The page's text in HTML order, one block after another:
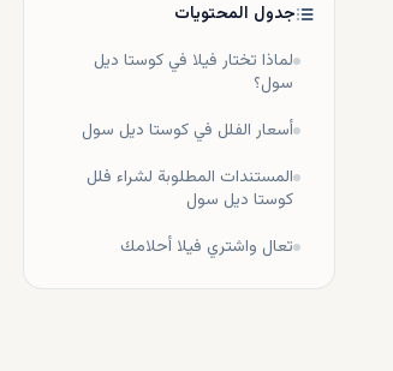
جدول المحتويات
لماذا تختار فيلا في كوستا ديل
سول؟
أسعار الفلل في كوستا ديل سول
المستندات المطلوبة لشراء فلل
كوستا ديل سول
تعال واشتري فيلا أحلامك